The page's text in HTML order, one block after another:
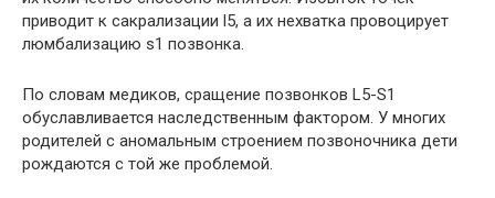
приводит к сакрализации l5, а их нехватка провоцирует
люмбализацию s1 позвонка.
По словам медиков, сращение позвонков L5-S1
обуславливается наследственным фактором. У многих
родителей с аномальным строением позвоночника дети
рождаются с той же проблемой.